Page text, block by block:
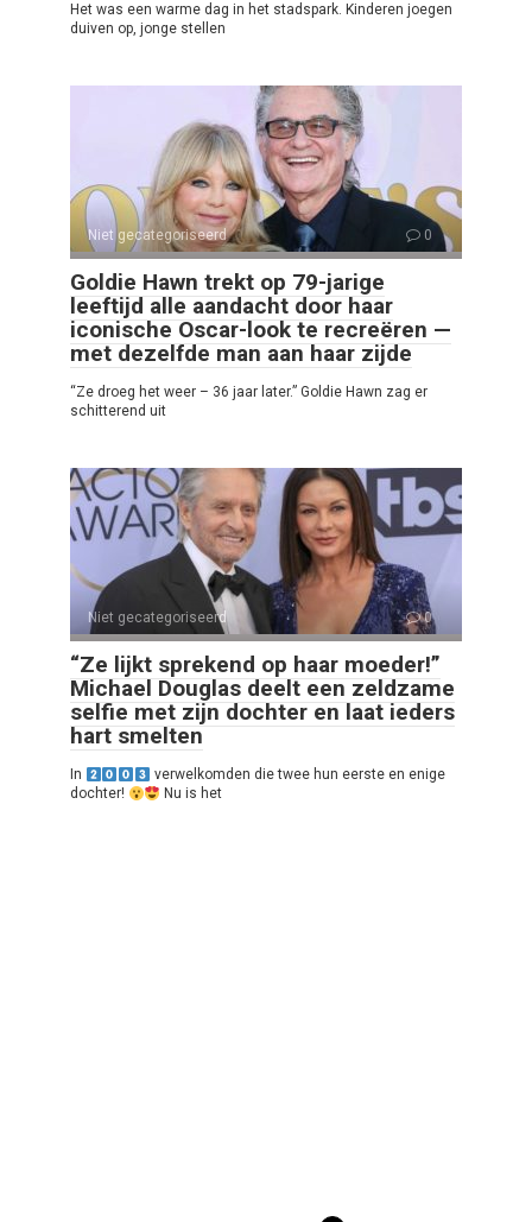
Het was een warme dag in het stadspark. Kinderen joegen
duiven op, jonge stellen
Niet gecategoriseerd 0
Goldie Hawn trekt op 79-jarige
leeftijd alle aandacht door haar
iconische Oscar-look te recreëren —
met dezelfde man aan haar zijde
“Ze droeg het weer – 36 jaar later.” Goldie Hawn zag er
schitterend uit
Niet gecategoriseerd 0
“Ze lijkt sprekend op haar moeder!”
Michael Douglas deelt een zeldzame
selfie met zijn dochter en laat ieders
hart smelten
In
verwelkomden die twee hun eerste en enige
dochter!
Nu is het